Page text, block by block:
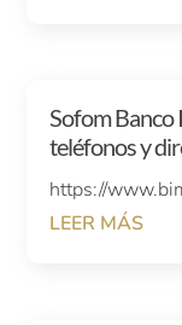
Sofom Banco
teléfonos y
https://
LEER MÁS